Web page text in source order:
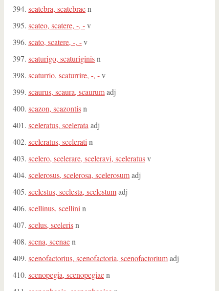
scatebra, scatebraen
scateo, scatere, -, -v
scato, scatere, -, -v
scaturigo, scaturiginisn
scaturrio, scaturrire, -, -v
scaurus, scaura, scaurumadj
scazon, scazontisn
sceleratus, scelerata adj
sceleratus, scelerati n
scelero, scelerare, sceleravi, sceleratusv
scelerosus, scelerosa, scelerosumadj
scelestus, scelesta, scelestumadj
scellinus, scellini n
scelus, scelerisn
scena, scenaen
scenofactorius, scenofactoria, scenofactoriumadj
scenopegia, scenopegiaen